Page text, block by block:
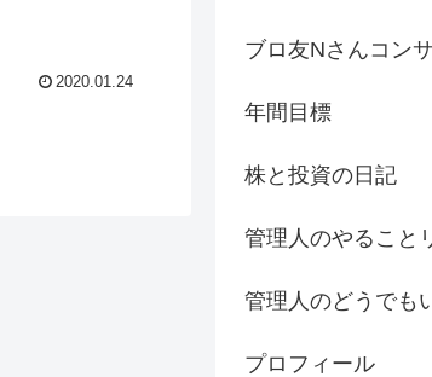
2020.01.24
ブロ友Nさんコン
年間目標
株と投資の日記
管理人のやること
管理人のどうでも
プロフィール